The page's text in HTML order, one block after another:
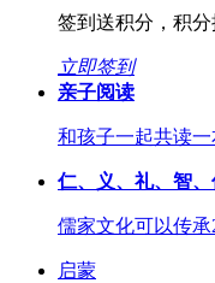
签到送积分，积分
立即签到
亲子阅读
和孩子一起共读一
仁、义、礼、智、
儒家文化可以传承
启蒙